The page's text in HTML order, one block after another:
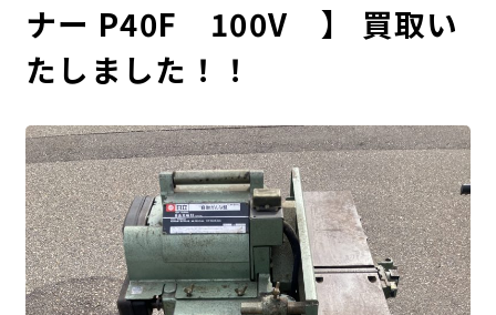
ナー P40F 100V 】 買取い
たしました！！